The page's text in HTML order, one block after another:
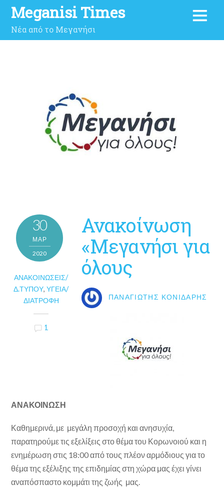
Meganisi Times
Νέα από το Μεγανήσι
30
ΜΑΡ
2020
ΑΝΑΚΟΙΝΏΣΕΙΣ/
Δ.ΤΎΠΟΥ,ΥΓΕΊΑ/
ΔΙΑΤΡΟΦΉ
1
Ανακοίνωση
«Μεγανήσι για
όλους
ΠΑΝΑΓΙΏΤΗΣ ΚΟΝΙΔΆΡΗΣ
ΑΝΑΚΟΙΝΩΣΗ
Καθημερινά, με μεγάλη προσοχή και ανησυχία,
παρατηρούμε τις εξελίξεις στο θέμα του Κορωνοιού και η
ενημέρωση στις 18:00 από τους πλέον αρμόδιους για το
θέμα της εξέλιξης της επιδημίας στη χώρα μας έχει γίνει
αναπόσπαστο κομμάτι της ζωής μας.